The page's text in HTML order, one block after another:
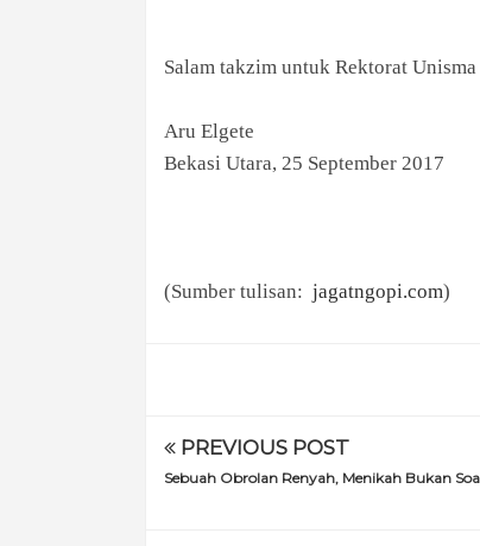
Salam takzim untuk Rektorat
Aru Elgete
Bekasi Utara, 25 September 2017
(Sumber tulisan: jagatngopi.com)
PREVIOUS POST
Sebuah Obrolan Renyah, Menikah Bukan